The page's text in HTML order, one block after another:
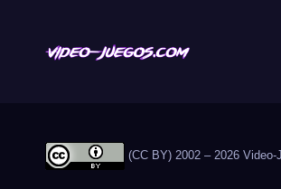
(CC BY) 2002 – 2026 Video-